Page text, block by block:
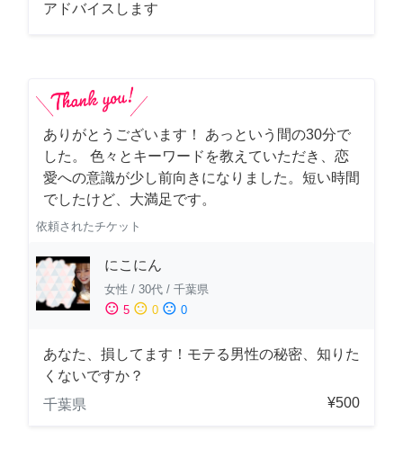
アドバイスします
ありがとうございます！ あっという間の30分で
した。 色々とキーワードを教えていただき、恋
愛への意識が少し前向きになりました。短い時間
でしたけど、大満足です。
依頼されたチケット
にこにん
女性 / 30代 / 千葉県
sentiment_satisfied 5 sentiment_neutral 0 sentiment_dissatisfied 0
あなた、損してます！モテる男性の秘密、知りた
くないですか？
千葉県
¥500